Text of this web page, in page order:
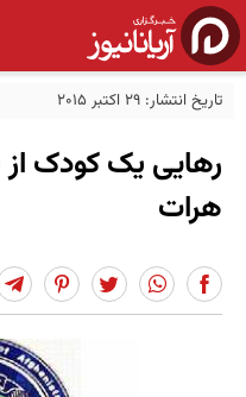
تاریخ انتشار: 29 اکتبر 2015
رهایی یک کودک از
هرات